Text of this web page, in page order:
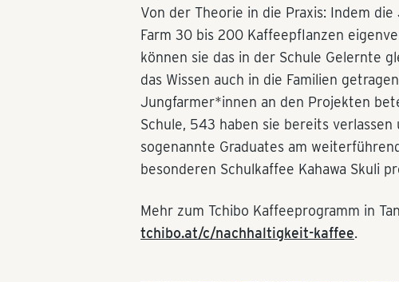
Von der Theorie in die Praxis: Indem
Farm 30 bis 200 Kaffeepflanzen
können sie das in der Schule Gelernte
das Wissen auch in die Familien
Jungfarmer*innen an den Projekten
Schule, 543 haben sie bereits
sogenannte Graduates am
besonderen Schulkaffee Kahawa Skuli
Mehr zum Tchibo Kaffeeprogramm in
tchibo.at/c/nachhaltigkeit-kaffee.